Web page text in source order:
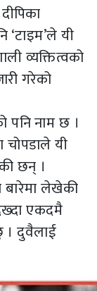
‘टाइम’ले यी
व्यक्तित्वको
गरेको
पनि नाम छ ।
चोपडाले यी
छन् ।
बारेमा लेखेकी
एकदमै
। दुवैलाई